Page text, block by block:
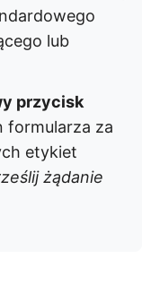
lub
przycisk
formularza za
etykiet
żądanie